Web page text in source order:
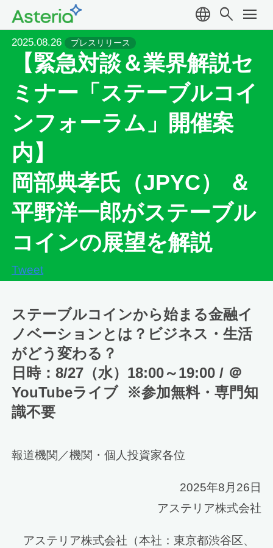
language search menu
2025.08.26 プレスリリース
【緊急対談＆業界解説セ
ミナー「ステーブルコイ
ンフォーラム」開催案
内】
岡部典孝氏（JPYC） ＆
平野洋一郎がステーブル
コインの展望を解説
Tweet
ステーブルコインから始まる金融イ
ノベーションとは？ビジネス・生活
がどう変わる？
日時：8/27（水）18:00～19:00 / ＠
YouTubeライブ ※参加無料・専門知
識不要
報道機関／機関・個人投資家各位
2025年8月26日
アステリア株式会社
アステリア株式会社（本社：東京都渋谷区、